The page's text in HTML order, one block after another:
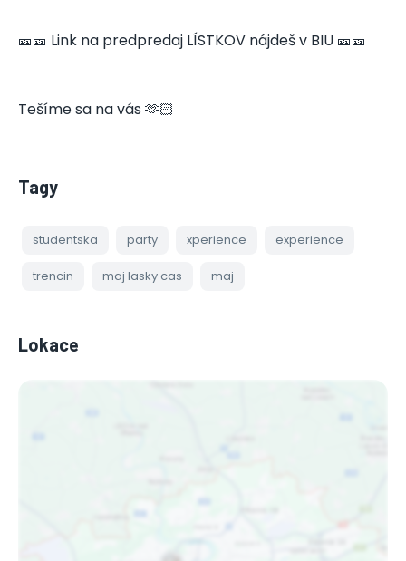
🎫🎫 Link na predpredaj LÍSTKOV nájdeš v BIU 🎫🎫
Tešíme sa na vás 🫶🏻
Tagy
studentska party xperience experience
trencin maj lasky cas maj
Lokace